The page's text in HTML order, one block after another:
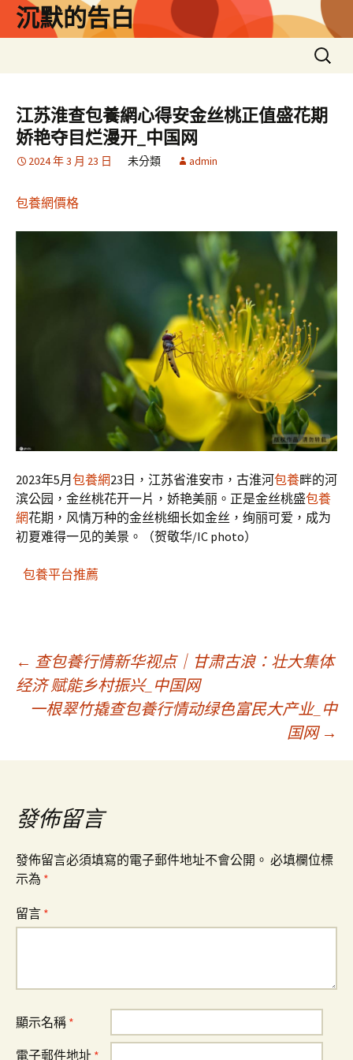
沉默的告白
搜
尋
鍵
字:
江苏淮查包養網心得安金丝桃正值盛花期
娇艳夺目烂漫开_中国网
2024 年 3 月 23 日 未分類 admin
包養網價格
2023年5月包養網23日，江苏省淮安市，古淮河包養畔的河
滨公园，金丝桃花开一片，娇艳美丽。正是金丝桃盛包養
網花期，风情万种的金丝桃细长如金丝，绚丽可爱，成为
初夏难得一见的美景。（贺敬华/IC photo）
包養平台推薦
文
章
導
覽
← 查包養行情新华视点｜甘肃古浪：壮大集体
经济 赋能乡村振兴_中国网
一根翠竹撬查包養行情动绿色富民大产业_中
国网 →
發佈留言
發佈留言必須填寫的電子郵件地址不會公開。 必填欄位標
示為 *
留言 *
顯示名稱 *
電子郵件地址 *